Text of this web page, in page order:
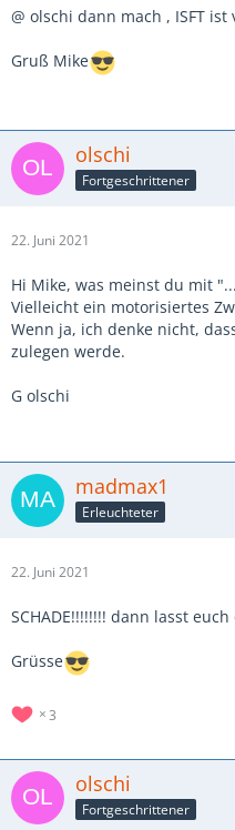
@ olschi dann mach , ISFT ist
Gruß Mike
olschi
Fortgeschrittener
22. Juni 2021
Hi Mike, was meinst du mit
Vielleicht ein motorisiertes
Wenn ja, ich denke nicht,
zulegen werde.
G olschi
madmax1
Erleuchteter
22. Juni 2021
SCHADE!!!!!!!! dann lasst
Grüsse
3
olschi
Fortgeschrittener